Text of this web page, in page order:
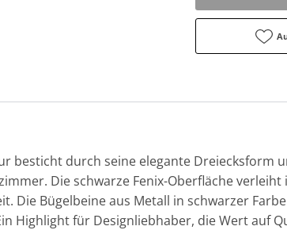
besticht durch seine elegante Dreiecksform
Die schwarze Fenix-Oberfläche
Die Bügelbeine aus Metall in schwarzer
Highlight für Designliebhaber, die Wert auf